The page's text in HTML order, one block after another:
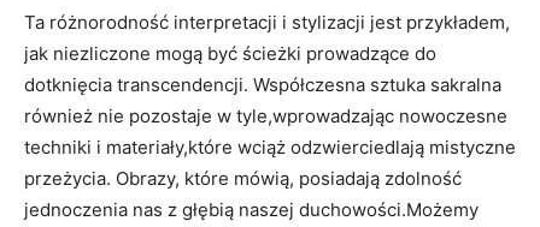
Ta różnorodność interpretacji i stylizacji jest przykładem,
jak niezliczone mogą być ścieżki prowadzące do
dotknięcia transcendencji. Współczesna sztuka sakralna
również nie pozostaje w tyle,wprowadzając nowoczesne
techniki i materiały,które wciąż odzwierciedlają mistyczne
przeżycia. Obrazy, które mówią, posiadają zdolność
jednoczenia nas z głębią naszej duchowości.Możemy